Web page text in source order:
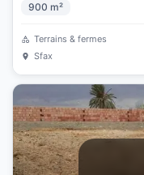
900 m²
Terrains & fermes
Sfax